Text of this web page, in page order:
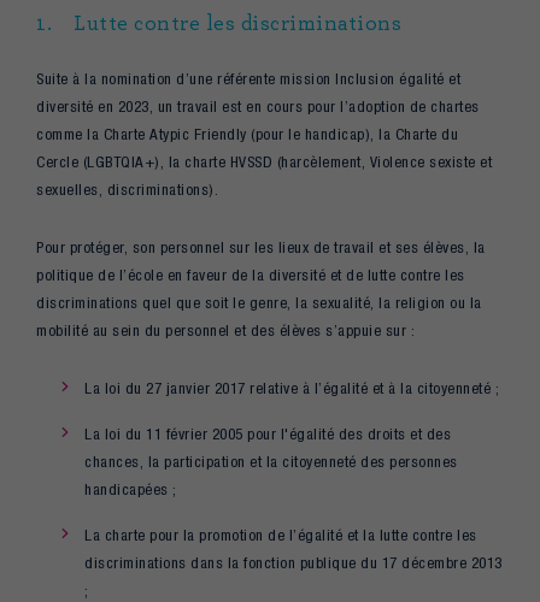
1. Lutte contre les discriminations
Suite à la nomination d’une référente mission Inclusion égalité et
diversité en 2023, un travail est en cours pour l’adoption de chartes
comme la Charte Atypic Friendly (pour le handicap), la Charte du
Cercle (LGBTQIA+), la charte HVSSD (harcèlement, Violence sexiste et
sexuelles, discriminations).
Pour protéger, son personnel sur les lieux de travail et ses élèves, la
politique de l’école en faveur de la diversité et de lutte contre les
discriminations quel que soit le genre, la sexualité, la religion ou la
mobilité au sein du personnel et des élèves s’appuie sur :
La loi du 27 janvier 2017 relative à l’égalité et à la citoyenneté ;
La loi du 11 février 2005 pour l'égalité des droits et des
chances, la participation et la citoyenneté des personnes
handicapées ;
La charte pour la promotion de l’égalité et la lutte contre les
discriminations dans la fonction publique du 17 décembre 2013
;